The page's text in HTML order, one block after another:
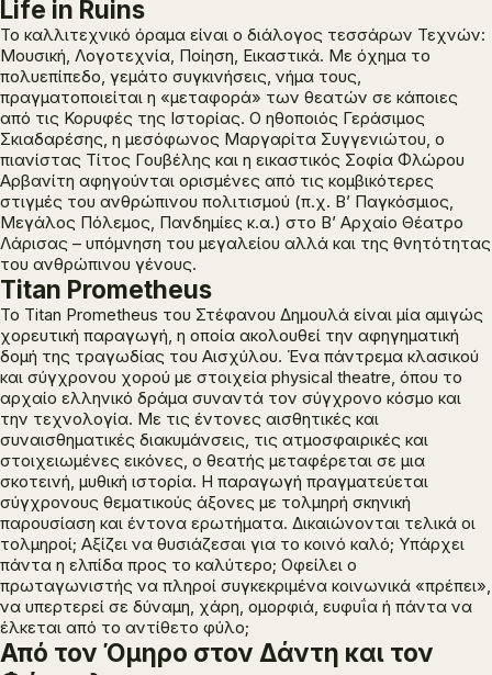
Life in Ruins
Το καλλιτεχνικό όραμα είναι ο διάλογος τεσσάρων Τεχνών:
Μουσική, Λογοτεχνία, Ποίηση, Εικαστικά. Με όχημα το
πολυεπίπεδο, γεμάτο συγκινήσεις, νήμα τους,
πραγματοποιείται η «μεταφορά» των θεατών σε κάποιες
από τις Κορυφές της Ιστορίας. Ο ηθοποιός Γεράσιμος
Σκιαδαρέσης, η μεσόφωνος Μαργαρίτα Συγγενιώτου, ο
πιανίστας Τίτος Γουβέλης και η εικαστικός Σοφία Φλώρου
Αρβανίτη αφηγούνται ορισμένες από τις κομβικότερες
στιγμές του ανθρώπινου πολιτισμού (π.χ. Β’ Παγκόσμιος,
Μεγάλος Πόλεμος, Πανδημίες κ.α.) στο Β’ Αρχαίο Θέατρο
Λάρισας – υπόμνηση του μεγαλείου αλλά και της θνητότητας
του ανθρώπινου γένους.
Titan Prometheus
Το Titan Prometheus του Στέφανου Δημουλά είναι μία αμιγώς
χορευτική παραγωγή, η οποία ακολουθεί την αφηγηματική
δομή της τραγωδίας του Αισχύλου. Ένα πάντρεμα κλασικού
και σύγχρονου χορού με στοιχεία physical theatre, όπου το
αρχαίο ελληνικό δράμα συναντά τον σύγχρονο κόσμο και
την τεχνολογία. Με τις έντονες αισθητικές και
συναισθηματικές διακυμάνσεις, τις ατμοσφαιρικές και
στοιχειωμένες εικόνες, ο θεατής μεταφέρεται σε μια
σκοτεινή, μυθική ιστορία. Η παραγωγή πραγματεύεται
σύγχρονους θεματικούς άξονες με τολμηρή σκηνική
παρουσίαση και έντονα ερωτήματα. Δικαιώνονται τελικά οι
τολμηροί; Αξίζει να θυσιάζεσαι για το κοινό καλό; Υπάρχει
πάντα η ελπίδα προς το καλύτερο; Οφείλει ο
πρωταγωνιστής να πληροί συγκεκριμένα κοινωνικά «πρέπει»,
να υπερτερεί σε δύναμη, χάρη, ομορφιά, ευφυΐα ή πάντα να
έλκεται από το αντίθετο φύλο;
Από τον Όμηρο στον Δάντη και τον